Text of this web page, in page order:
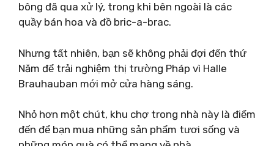
bông đã qua xử lý, trong khi bên ngoài là các
quầy bán hoa và đồ bric-a-brac.
Nhưng tất nhiên, bạn sẽ không phải đợi đến thứ
Năm để trải nghiệm thị trường Pháp vì Halle
Brauhauban mới mở cửa hàng sáng.
Nhỏ hơn một chút, khu chợ trong nhà này là điểm
đến để bạn mua những sản phẩm tươi sống và